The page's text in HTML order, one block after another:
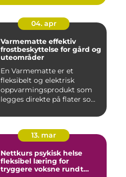
04. apr
Varmematte effektiv
frostbeskyttelse for gård og
uteområder
En Varmematte er et
fleksibelt og elektrisk
oppvarmingsprodukt som
legges direkte på flater som
13. mar
Nettkurs psykisk helse
fleksibel læring for
tryggere voksne rundt